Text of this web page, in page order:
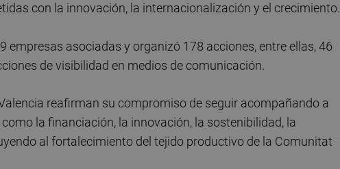
con la innovación, la internacionalización y el crecimiento.
empresas asociadas y organizó 178 acciones, entre ellas, 46
de visibilidad en medios de comunicación.
reafirman su compromiso de seguir acompañando a
la financiación, la innovación, la sostenibilidad, la
al fortalecimiento del tejido productivo de la Comunitat